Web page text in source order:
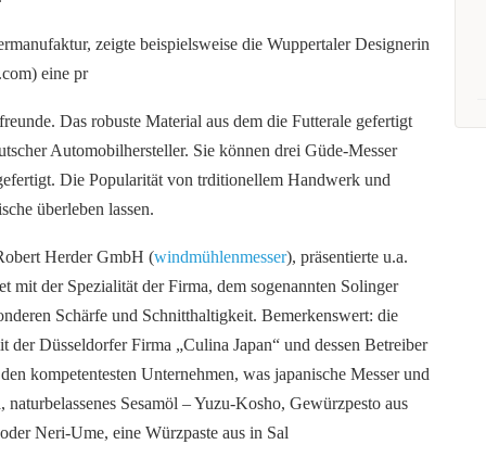
zeigte beispielsweise die Wuppertaler Designerin
eine pr
Das robuste Material aus dem die Futterale gefertigt
Automobilhersteller. Sie können drei Güde-Messer
Die Popularität von trditionellem Handwerk und
überleben lassen.
Herder GmbH (windmühlenmesser), präsentierte u.a.
mit der Spezialität der Firma, dem sogenannten Solinger
Schärfe und Schnitthaltigkeit. Bemerkenswert: die
Düsseldorfer Firma „Culina Japan“ und dessen Betreiber
kompetentesten Unternehmen, was japanische Messer und
Sesamöl – Yuzu-Kosho, Gewürzpesto aus
Neri-Ume, eine Würzpaste aus in Sal